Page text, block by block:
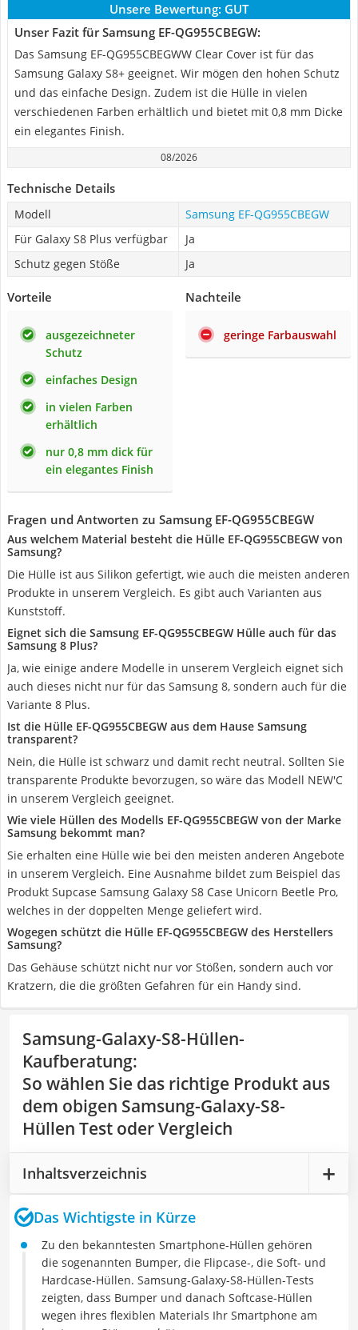
Unsere Bewertung: GUT
Unser Fazit für Samsung EF-QG955CBEGW:
Das Samsung EF-QG955CBEGWW Clear Cover ist für das
Samsung Galaxy S8+ geeignet. Wir mögen den hohen Schutz
und das einfache Design. Zudem ist die Hülle in vielen
verschiedenen Farben erhältlich und bietet mit 0,8 mm Dicke
ein elegantes Finish.
08/2026
Technische Details
Modell
Samsung EF-QG955CBEGW
Für Galaxy S8 Plus verfügbar
Ja
Schutz gegen Stöße
Ja
Vorteile
ausgezeichneter
Schutz
einfaches Design
in vielen Farben
erhältlich
nur 0,8 mm dick für
ein elegantes Finish
Nachteile
geringe Farbauswahl
Fragen und Antworten zu Samsung EF-QG955CBEGW
Aus welchem Material besteht die Hülle EF-QG955CBEGW von
Samsung?
Die Hülle ist aus Silikon gefertigt, wie auch die meisten anderen
Produkte in unserem Vergleich. Es gibt auch Varianten aus
Kunststoff.
Eignet sich die Samsung EF-QG955CBEGW Hülle auch für das
Samsung 8 Plus?
Ja, wie einige andere Modelle in unserem Vergleich eignet sich
auch dieses nicht nur für das Samsung 8, sondern auch für die
Variante 8 Plus.
Ist die Hülle EF-QG955CBEGW aus dem Hause Samsung
transparent?
Nein, die Hülle ist schwarz und damit recht neutral. Sollten Sie
transparente Produkte bevorzugen, so wäre das Modell NEW'C
in unserem Vergleich geeignet.
Wie viele Hüllen des Modells EF-QG955CBEGW von der Marke
Samsung bekommt man?
Sie erhalten eine Hülle wie bei den meisten anderen Angebote
in unserem Vergleich. Eine Ausnahme bildet zum Beispiel das
Produkt Supcase Samsung Galaxy S8 Case Unicorn Beetle Pro,
welches in der doppelten Menge geliefert wird.
Wogegen schützt die Hülle EF-QG955CBEGW des Herstellers
Samsung?
Das Gehäuse schützt nicht nur vor Stößen, sondern auch vor
Kratzern, die die größten Gefahren für ein Handy sind.
Samsung-Galaxy-S8-Hüllen-
Kaufberatung:
So wählen Sie das richtige Produkt aus
dem obigen Samsung-Galaxy-S8-
Hüllen Test oder Vergleich
Inhaltsverzeichnis
Das Wichtigste in Kürze
Zu den bekanntesten Smartphone-Hüllen gehören
die sogenannten Bumper, die Flipcase-, die Soft- und
Hardcase-Hüllen. Samsung-Galaxy-S8-Hüllen-Tests
zeigten, dass Bumper und danach Softcase-Hüllen
wegen ihres flexiblen Materials Ihr Smartphone am